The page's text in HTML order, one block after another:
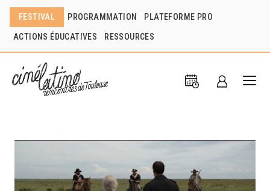
FESTIVAL PROGRAMMATION PLATEFORME PRO
ACTIONS ÉDUCATIVES RESSOURCES